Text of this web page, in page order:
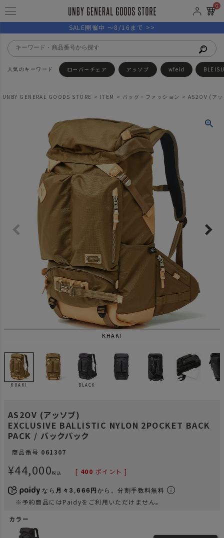
0
SALE開催中 ～8/16まで >>
ローバーチェア アッソブ wfeld
UNBY GENERAL GOODS STORE ITEM バッグ・ファッション AS2OV (ア
KHAKI
KHAKI BLACK
AS2OV (アッソブ)
EXCLUSIVE BALLISTIC NYLON 2POCKET BACK
PACK / バックパック
商品番号 061307
¥44,000税込 [ 400 ポイント ]
なら 月々3,666円 から。分割手数料無料
※予約商品にはPaidyをご利用いただけません。
カラー